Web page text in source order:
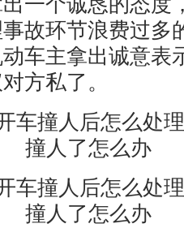
故环节浪费过多
车主拿出诚意表
方私了。